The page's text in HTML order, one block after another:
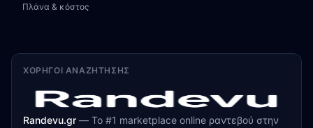
Πλάνα & κόστος
ΧΟΡΗΓΟΊ ΑΝΑΖΉΤΗΣΗΣ
Randevu.gr — Το #1 marketplace online ραντεβού στην